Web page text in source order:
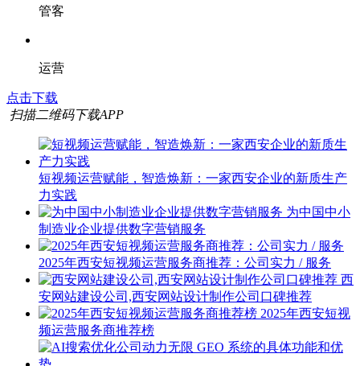
管客
运营
点击下载
扫描二维码下载APP
短视频运营赋能，智造焕新：一家西安企业的新质生产
力实践
为中国中小
制造业企业提供数字营销服务
2025年西安短视频运营服务商推荐：公司实力 / 服务
西
安网站建设公司,西安网站设计制作公司口碑推荐
2025年西安短视
频运营服务商推荐榜